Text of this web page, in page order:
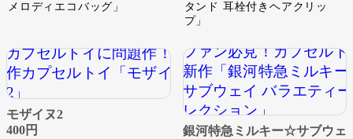
メロディエコバッグ」
タンド 耳栓付きヘアクリッ
プ」
モザイヌ2
400円
銀河特急ミルキー☆サブウェ